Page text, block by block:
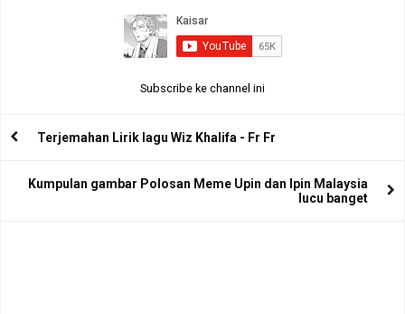
Subscribe ke channel ini
Terjemahan Lirik lagu Wiz Khalifa - Fr Fr
Kumpulan gambar Polosan Meme Upin dan Ipin Malaysia
lucu banget